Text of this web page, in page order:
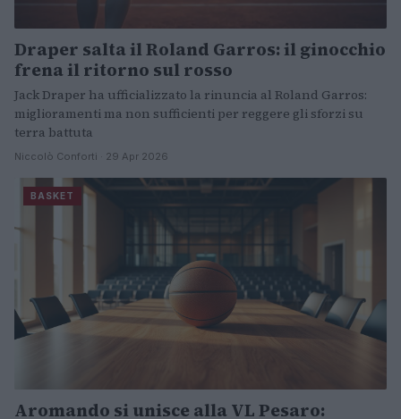
Draper salta il Roland Garros: il ginocchio
frena il ritorno sul rosso
Jack Draper ha ufficializzato la rinuncia al Roland Garros:
miglioramenti ma non sufficienti per reggere gli sforzi su
terra battuta
Niccolò Conforti · 29 Apr 2026
BASKET
Aromando si unisce alla VL Pesaro: